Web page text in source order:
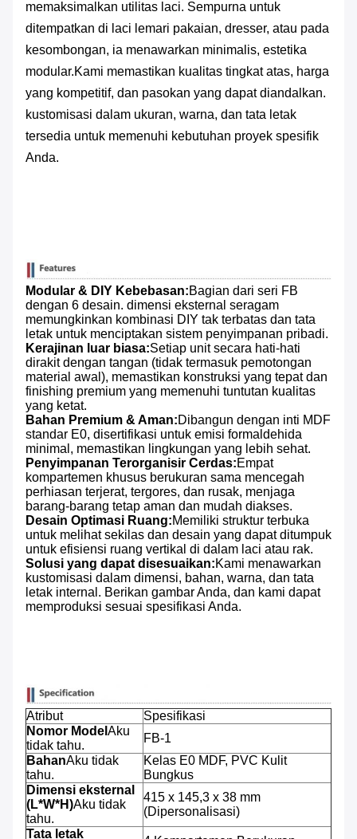
memaksimalkan utilitas laci. Sempurna untuk
ditempatkan di laci lemari pakaian, dresser, atau pada
kesombongan, ia menawarkan minimalis, estetika
modular.Kami memastikan kualitas tingkat atas, harga
yang kompetitif, dan pasokan yang dapat diandalkan.
kustomisasi dalam ukuran, warna, dan tata letak
tersedia untuk memenuhi kebutuhan proyek spesifik
Anda.
Modular & DIY Kebebasan:Bagian dari seri FB
dengan 6 desain. dimensi eksternal seragam
memungkinkan kombinasi DIY tak terbatas dan tata
letak untuk menciptakan sistem penyimpanan pribadi.
Kerajinan luar biasa:Setiap unit secara hati-hati
dirakit dengan tangan (tidak termasuk pemotongan
material awal), memastikan konstruksi yang tepat dan
finishing premium yang memenuhi tuntutan kualitas
yang ketat.
Bahan Premium & Aman:Dibangun dengan inti MDF
standar E0, disertifikasi untuk emisi formaldehida
minimal, memastikan lingkungan yang lebih sehat.
Penyimpanan Terorganisir Cerdas:Empat
kompartemen khusus berukuran sama mencegah
perhiasan terjerat, tergores, dan rusak, menjaga
barang-barang tetap aman dan mudah diakses.
Desain Optimasi Ruang:Memiliki struktur terbuka
untuk melihat sekilas dan desain yang dapat ditumpuk
untuk efisiensi ruang vertikal di dalam laci atau rak.
Solusi yang dapat disesuaikan:Kami menawarkan
kustomisasi dalam dimensi, bahan, warna, dan tata
letak internal. Berikan gambar Anda, dan kami dapat
memproduksi sesuai spesifikasi Anda.
Atribut
Spesifikasi
Nomor Model Aku
tidak tahu.
FB-1
BahanAku tidak
tahu.
Kelas E0 MDF, PVC Kulit
Bungkus
Dimensi eksternal
(L*W*H)Aku tidak
tahu.
415 x 145,3 x 38 mm
(Dipersonalisasi)
Tata letak